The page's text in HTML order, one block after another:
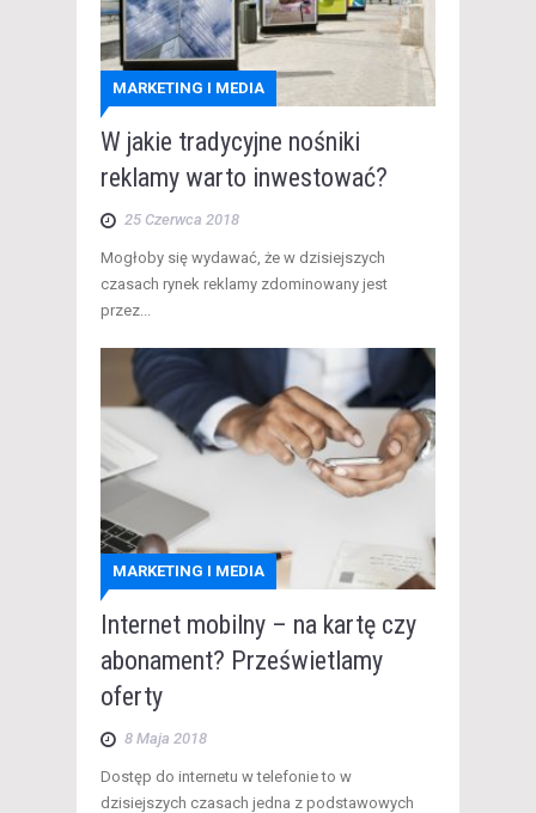
MARKETING I MEDIA
W jakie tradycyjne nośniki
reklamy warto inwestować?
25 Czerwca 2018
​ Mogłoby się wydawać, że w dzisiejszych
czasach rynek reklamy zdominowany jest
przez...
MARKETING I MEDIA
Internet mobilny – na kartę czy
abonament? Prześwietlamy
oferty
8 Maja 2018
Dostęp do internetu w telefonie to w
dzisiejszych czasach jedna z podstawowych